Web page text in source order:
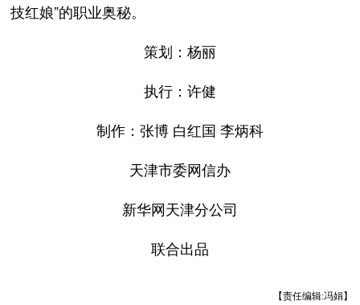
技红娘”的职业奥秘。
策划：杨丽
执行：许健
制作：张博 白红国 李炳科
天津市委网信办
新华网天津分公司
联合出品
【责任编辑:冯娟】